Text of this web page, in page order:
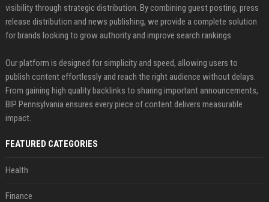
visibility through strategic distribution. By combining guest posting, press
release distribution and news publishing, we provide a complete solution
for brands looking to grow authority and improve search rankings.
Our platform is designed for simplicity and speed, allowing users to
publish content effortlessly and reach the right audience without delays.
From gaining high quality backlinks to sharing important announcements,
BIP Pennsylvania ensures every piece of content delivers measurable
impact.
FEATURED CATEGORIES
Health
Finance